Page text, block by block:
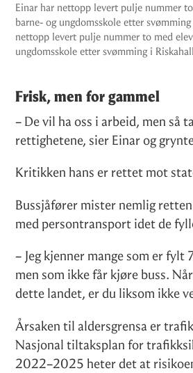
Einar har nettopp levert pulje nummer
barne- og ungdomsskole etter
nettopp levert pulje nummer to med
ungdomsskole etter svømming i
Frisk, men for gammel
– De vil ha oss i arbeid, men så
rettighetene, sier Einar og
Kritikken hans er rettet mot
Bussjåfører mister nemlig
med persontransport idet de
– Jeg kjenner mange som er fylt
men som ikke får kjøre buss.
dette landet, er du liksom ikke
Årsaken til aldersgrensa er
Nasjonal tiltaksplan for
2022–2025 heter det at